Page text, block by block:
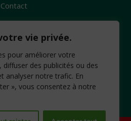
vie privée.
pour améliorer votre
diffuser des publicités ou des
analyser notre trafic. En
», vous consentez à notre
Contact
: www.idcom-lagence.fr
- Mentions légales-